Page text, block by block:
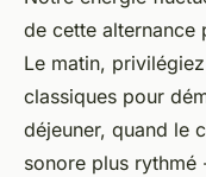
de cette alternance
Le matin,
classiques pour
déjeuner, quand le
sonore plus